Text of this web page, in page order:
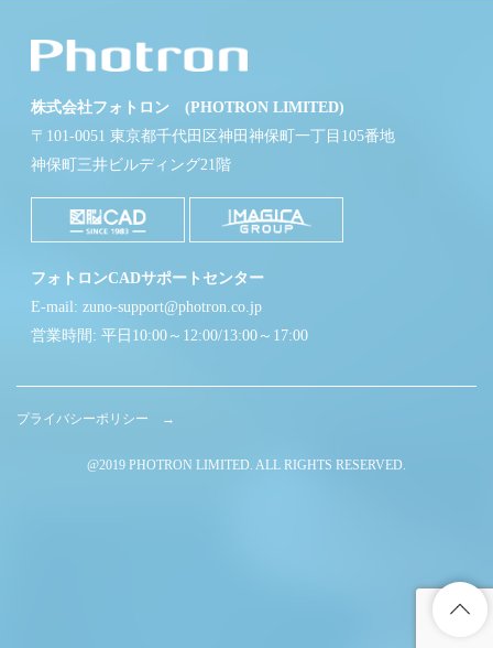
株式会社フォトロン (PHOTRON LIMITED)
〒101-0051 東京都千代田区神田神保町一丁目105番地
神保町三井ビルディング21階
フォトロンCADサポートセンター
E-mail: zuno-support@photron.co.jp
営業時間: 平日10:00～12:00/13:00～17:00
プライバシーポリシー →
@2019 PHOTRON LIMITED. ALL RIGHTS RESERVED.